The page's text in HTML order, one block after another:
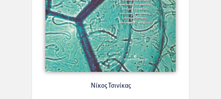
Νίκος Τσινίκας